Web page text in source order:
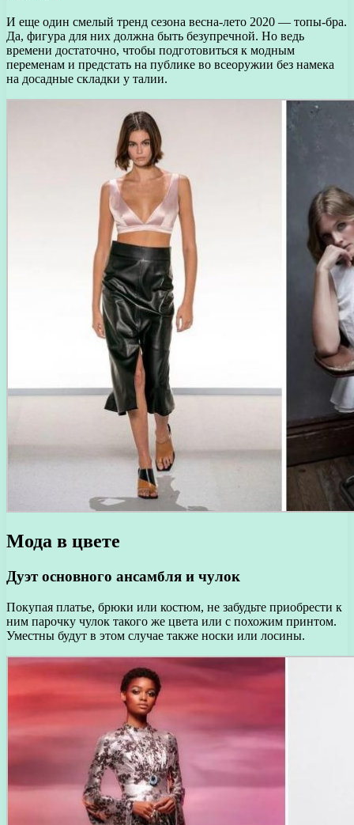
И еще один смелый тренд сезона весна-лето 2020 — топы-бра.
Да, фигура для них должна быть безупречной. Но ведь
времени достаточно, чтобы подготовиться к модным
переменам и предстать на публике во всеоружии без намека
на досадные складки у талии.
Мода в цвете
Дуэт основного ансамбля и чулок
Покупая платье, брюки или костюм, не забудьте приобрести к
ним парочку чулок такого же цвета или с похожим принтом.
Уместны будут в этом случае также носки или лосины.